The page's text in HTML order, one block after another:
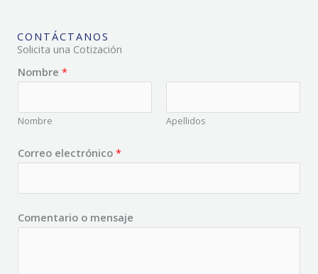
CONTÁCTANOS
Solicita una Cotización
Nombre *
Nombre Apellidos
l
t
Correo electrónico *
Comentario o mensaje